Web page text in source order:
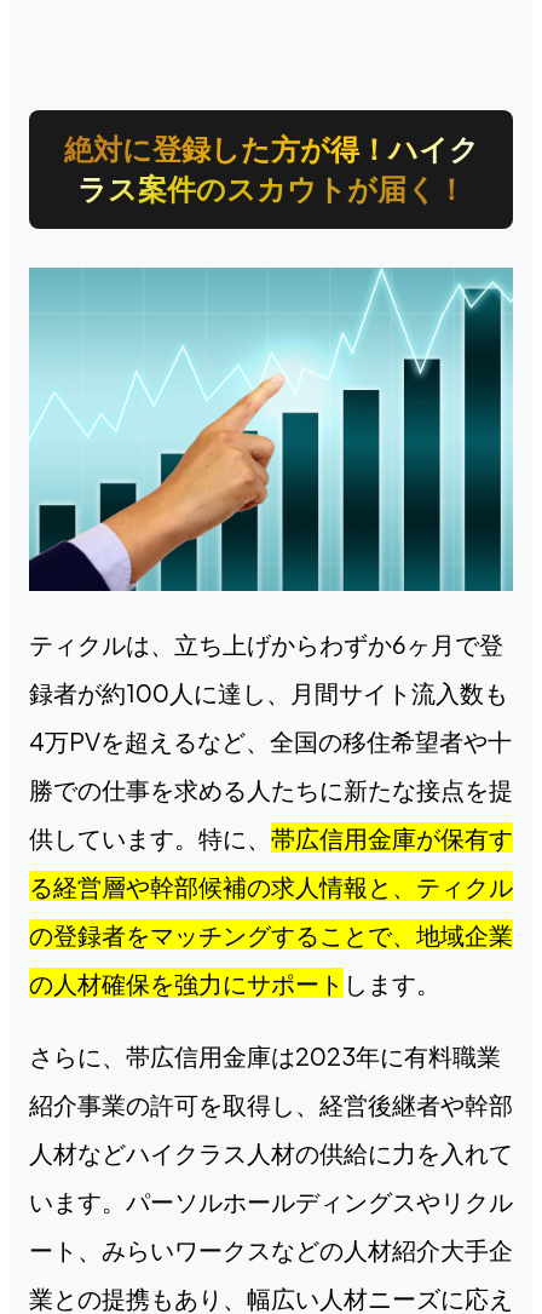
絶対に登録した方が得！ハイク
ラス案件のスカウトが届く！
ティクルは、立ち上げからわずか6ヶ月で登
録者が約100人に達し、月間サイト流入数も
4万PVを超えるなど、全国の移住希望者や十
勝での仕事を求める人たちに新たな接点を提
供しています。特に、 帯広信用金庫が保有す
る経営層や幹部候補の求人情報と、ティクル
の登録者をマッチングすることで、地域企業
の人材確保を強力にサポート します。
さらに、帯広信用金庫は2023年に有料職業
紹介事業の許可を取得し、経営後継者や幹部
人材などハイクラス人材の供給に力を入れて
います。パーソルホールディングスやリクル
ート、みらいワークスなどの人材紹介大手企
業との提携もあり、幅広い人材ニーズに応え